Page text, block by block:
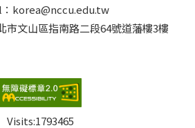
korea@nccu.edu.tw
市文山區指南路二段64號道藩樓3樓
Visits:1793465